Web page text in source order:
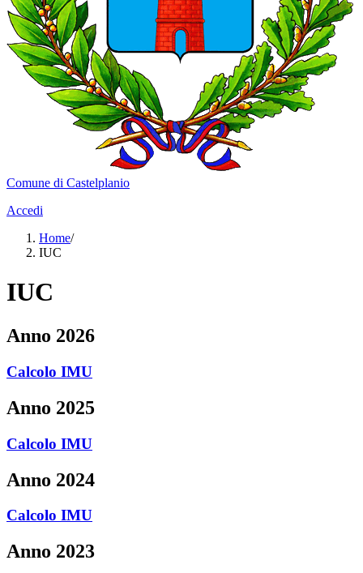
Comune di Castelplanio
Accedi
Home/
IUC
IUC
Anno 2026
Calcolo IMU
Anno 2025
Calcolo IMU
Anno 2024
Calcolo IMU
Anno 2023